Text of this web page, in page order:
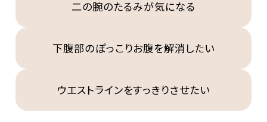
二の腕のたるみが気になる
下腹部のぽっこりお腹を解消したい
ウエストラインをすっきりさせたい